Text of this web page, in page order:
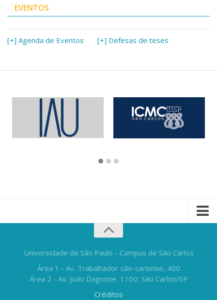
EVENTOS
[+] Agenda de Eventos [+] Defesas de teses
Universidade de São Paulo - Campus de São Carlos
Área 1 - Av. Trabalhador são-carlense, 400
Área 2 - Av. João Dagnone, 1100, São Carlos/SP
Créditos